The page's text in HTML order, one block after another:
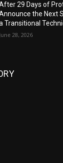
29 Days of
the Next
Transitional
June 28, 2026